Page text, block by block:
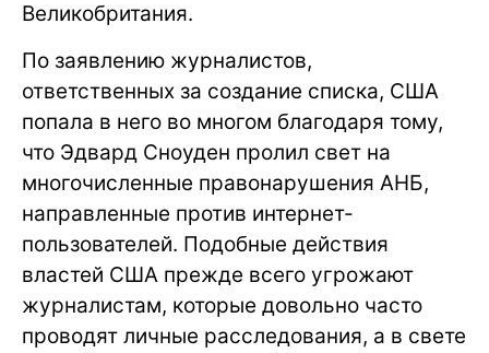
Великобритания.
По заявлению журналистов,
ответственных за создание списка, США
попала в него во многом благодаря тому,
что Эдвард Сноуден пролил свет на
многочисленные правонарушения АНБ,
направленные против интернет-
пользователей. Подобные действия
властей США прежде всего угрожают
журналистам, которые довольно часто
проводят личные расследования, а в свете